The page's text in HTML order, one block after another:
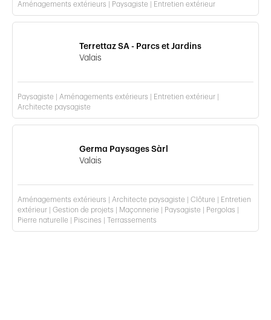
Aménagements extérieurs | Paysagiste | Entretien extérieur
Terrettaz SA - Parcs et Jardins
Valais
Paysagiste | Aménagements extérieurs | Entretien extérieur |
Architecte paysagiste
Germa Paysages Sàrl
Valais
Aménagements extérieurs | Architecte paysagiste | Clôture | Entretien
extérieur | Gestion de projets | Maçonnerie | Paysagiste | Pergolas |
Pierre naturelle | Piscines | Terrassements